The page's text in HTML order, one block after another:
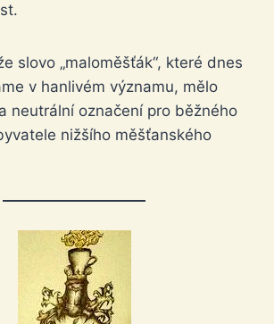
slovo „maloměšťák“, které dnes
v hanlivém významu, mělo
neutrální označení pro běžného
nižšího měšťanského